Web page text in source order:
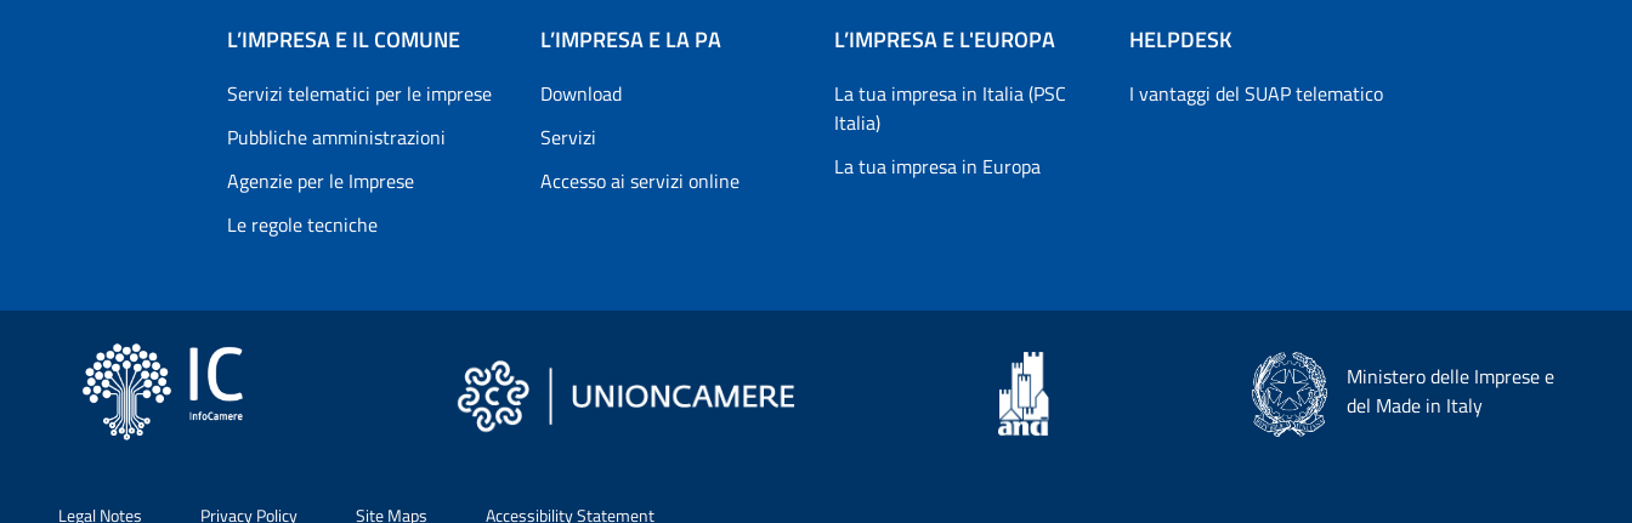
L’IMPRESA E IL COMUNE
Servizi telematici per le imprese
Pubbliche amministrazioni
Agenzie per le Imprese
Le regole tecniche
L’IMPRESA E LA PA
Download
Servizi
Accesso ai servizi online
L’IMPRESA E L'EUROPA
La tua impresa in Italia (PSC
Italia)
La tua impresa in Europa
HELPDESK
I vantaggi del SUAP telematico
Ministero delle Imprese e
del Made in Italy
Legal Notes Privacy Policy Site Maps Accessibility Statement